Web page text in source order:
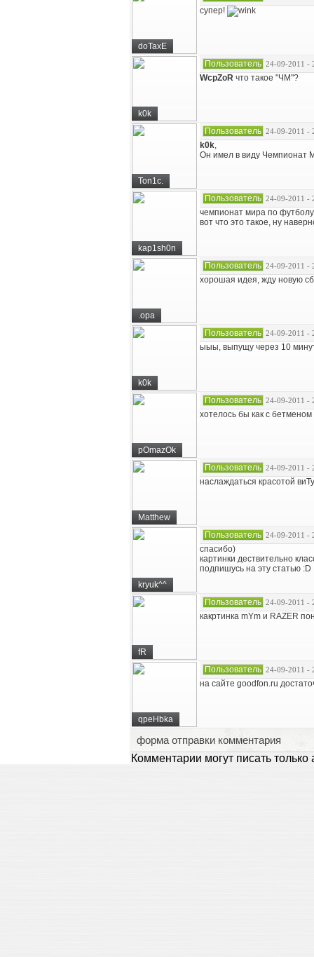
doTaxE
супер!
k0k
Пользователь 24-09-2011 -
WcpZoR что такое "ЧМ"?
Ton1c.
Пользователь 24-09-2011 -
k0k,
Он имел в виду Чемпионат
kap1sh0n
Пользователь 24-09-2011 -
чемпионат мира по
вот что это такое, ну
.opa
Пользователь 24-09-2011 -
хорошая идея, жду новую
k0k
Пользователь 24-09-2011 -
ыыы, выпущу через 10
pOmazOk
Пользователь 24-09-2011 -
хотелось бы как с бетменом
Matthew
Пользователь 24-09-2011 -
наслаждаться красотой
kryuk^^
Пользователь 24-09-2011 -
спасибо)
картинки дествительно
подпишусь на эту статью :D
fR
Пользователь 24-09-2011 -
какртинка mYm и RAZER
qpeHbka
Пользователь 24-09-2011 -
на сайте goodfon.ru
форма отправки комментария
Комментарии могут писать